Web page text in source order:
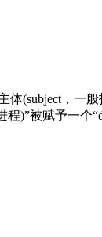
(subject，一
被赋予一个